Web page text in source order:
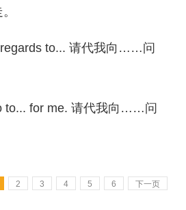
to... 请代我向……问
for me. 请代我向……问
2 3 4 5 6 下一页